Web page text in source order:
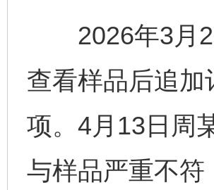
2026年3月20
查看样品后追
项。4月13日周
与样品严重不